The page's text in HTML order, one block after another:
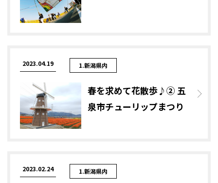
2023.04.19 1.新潟県内
春を求めて花散歩♪② 五
泉市チューリップまつり
2023.02.24 1.新潟県内